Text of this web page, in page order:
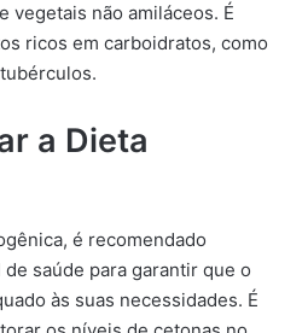
vegetais não amiláceos. É
ricos em carboidratos, como
a Dieta
é recomendado
saúde para garantir que o
às suas necessidades. É